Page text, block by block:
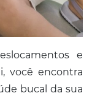
e
você encontra
bucal da sua